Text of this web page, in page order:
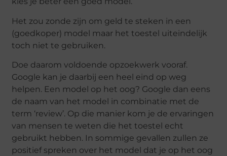
Het zou zonde zijn om geld te steken in een
(goedkoper) model maar het toestel uiteindelijk
toch niet te gebruiken.
Doe daarom voldoende opzoekwerk vooraf.
Google kan je daarbij een heel eind op weg
helpen. Een model op het oog? Google dan eens
de naam van het model in combinatie met de
term ‘review’. Op die manier kom je de ervaringen
van mensen te weten die het toestel echt
gebruikt hebben. In sommige gevallen zullen ze
positief spreken over het model dat je op het oog